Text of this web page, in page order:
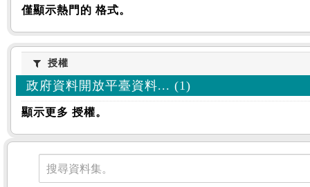
僅顯示熱門的 格式。
授權授權
政府資料開放平臺資料... (1)
顯示更多 授權。
資料集
搜尋資料集。